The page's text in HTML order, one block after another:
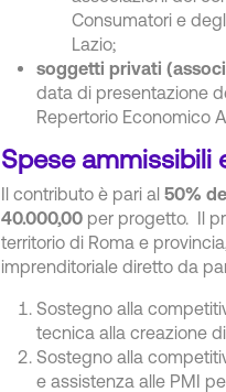
Consumatori e
Lazio;
soggetti privati
data di presentazione
Repertorio Economico
Spese ammissibili
Il contributo è pari al 50%
40.000,00 per progetto. Il
territorio di Roma e
imprenditoriale diretto da
Sostegno alla
tecnica alla creazione
Sostegno alla
e assistenza alle PMI